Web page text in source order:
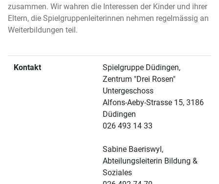
zusammen. Wir wahren die Interessen der Kinder und ihrer
Eltern, die Spielgruppenleiterinnen nehmen regelmässig an
Weiterbildungen teil.
Kontakt
Spielgruppe Düdingen,
Zentrum "Drei Rosen"
Untergeschoss
Alfons-Aeby-Strasse 15, 3186
Düdingen
026 493 14 33
Sabine Baeriswyl,
Abteilungsleiterin Bildung &
Soziales